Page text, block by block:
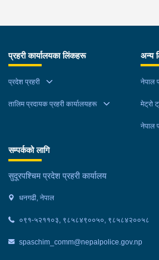
प्रहरी कार्यालयका लिंकहरू
प्रदेश प्रहरी
तालिम प्रदायक प्रहरी कार्यालयहरू
अन्य
नेपाल
मेट्रो
नेपाल
सम्पर्कको लागि
सुदूरपश्चिम प्रदेश प्रहरी कार्यालय
धनगढी, नेपाल
०९१-५२११०३, ९८५८४९००५०, ९८५८४२००५८
spaschim_comm@nepalpolice.gov.np